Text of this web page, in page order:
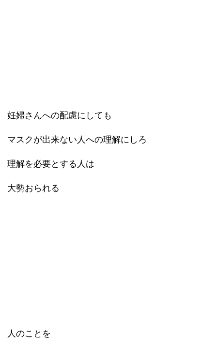
妊婦さんへの配慮にしても
マスクが出来ない人への理解にしろ
理解を必要とする人は
大勢おられる
人のことを